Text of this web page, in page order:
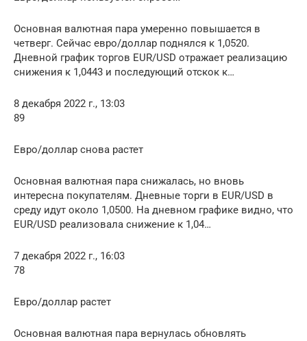
Основная валютная пара умеренно повышается в
четверг. Сейчас евро/доллар поднялся к 1,0520.
Дневной график торгов EUR/USD отражает реализацию
снижения к 1,0443 и последующий отскок к…
8 декабря 2022 г., 13:03
89
Евро/доллар снова растет
Основная валютная пара снижалась, но вновь
интересна покупателям. Дневные торги в EUR/USD в
среду идут около 1,0500. На дневном графике видно, что
EUR/USD реализовала снижение к 1,04…
7 декабря 2022 г., 16:03
78
Евро/доллар растет
Основная валютная пара вернулась обновлять